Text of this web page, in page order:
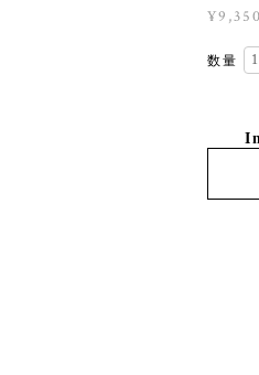
¥9,350
数量